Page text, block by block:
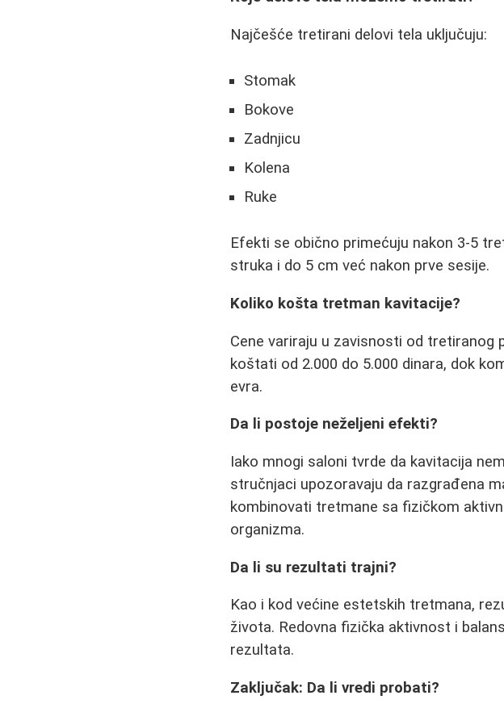
Najčešće tretirani delovi tela uključuju:
Stomak
Bokove
Zadnjicu
Kolena
Ruke
Efekti se obično primećuju nakon 3-5
struka i do 5 cm već nakon prve sesije.
Koliko košta tretman kavitacije?
Cene variraju u zavisnosti od tretiranog
koštati od 2.000 do 5.000 dinara, dok
evra.
Da li postoje neželjeni efekti?
Iako mnogi saloni tvrde da kavitacija
stručnjaci upozoravaju da razgrađena
kombinovati tretmane sa fizičkom
organizma.
Da li su rezultati trajni?
Kao i kod većine estetskih tretmana,
života. Redovna fizička aktivnost i
rezultata.
Zaključak: Da li vredi probati?